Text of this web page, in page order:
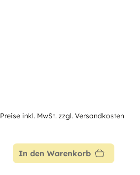
Preise inkl. MwSt. zzgl. Versandkosten
In den Warenkorb